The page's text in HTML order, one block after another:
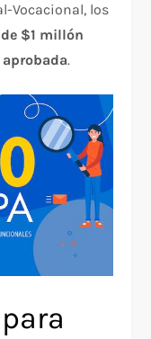
Vocacional, los
de $1 millón
.